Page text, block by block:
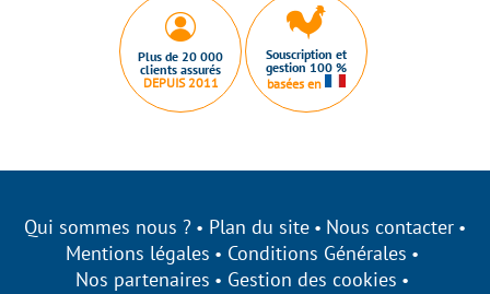
Plus de 20 000
clients assurés
DEPUIS 2011
Souscription et
gestion 100 %
basées en
Qui sommes nous ? Plan du site
Nous contacter
Mentions légales
Conditions Générales
Nos partenaires
Gestion des cookies